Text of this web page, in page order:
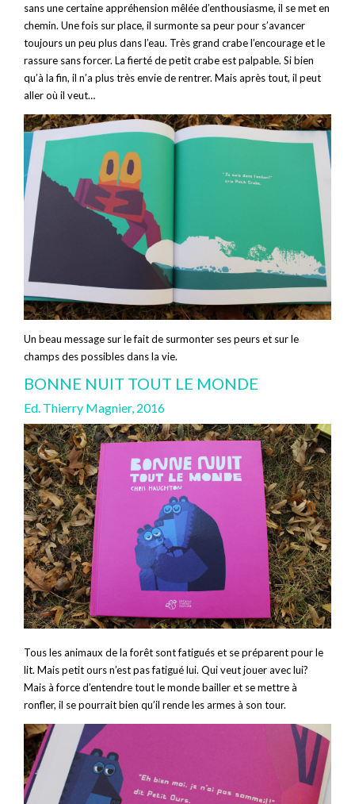
sans une certaine appréhension mêlée d’enthousiasme, il se met en
chemin. Une fois sur place, il surmonte sa peur pour s’avancer
toujours un peu plus dans l’eau. Très grand crabe l’encourage et le
rassure sans forcer. La fierté de petit crabe est palpable. Si bien
qu’à la fin, il n’a plus très envie de rentrer. Mais après tout, il peut
aller où il veut…
Un beau message sur le fait de surmonter ses peurs et sur le
champs des possibles dans la vie.
BONNE NUIT TOUT LE MONDE
Ed. Thierry Magnier, 2016
Tous les animaux de la forêt sont fatigués et se préparent pour le
lit. Mais petit ours n’est pas fatigué lui. Qui veut jouer avec lui?
Mais à force d’entendre tout le monde bailler et se mettre à
ronfler, il se pourrait bien qu’il rende les armes à son tour.